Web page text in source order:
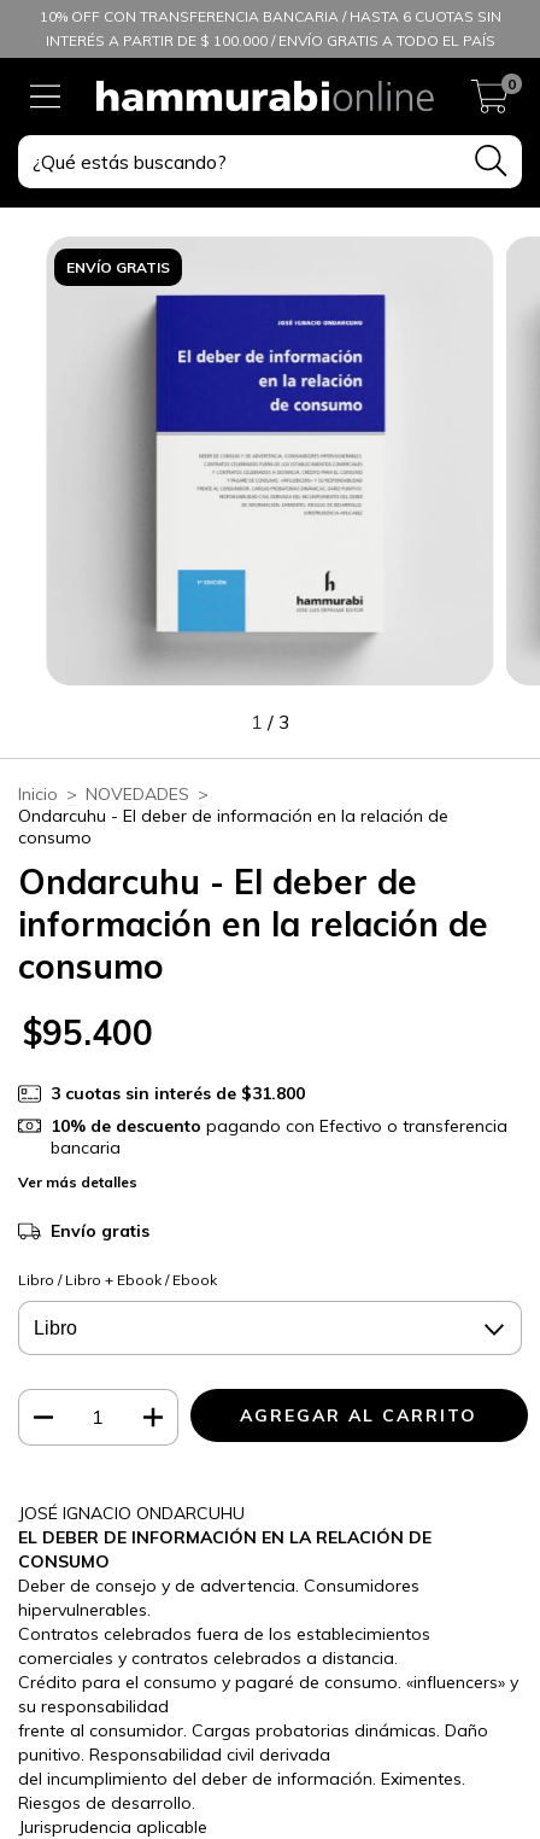
10% OFF CON TRANSFERENCIA BANCARIA / HASTA 6 CUOTAS SIN
INTERÉS A PARTIR DE $ 100.000 / ENVÍO GRATIS A TODO EL PAÍS
0
ENVÍO GRATIS
1 / 3
Inicio > NOVEDADES >
Ondarcuhu - El deber de información en la relación de
consumo
Ondarcuhu - El deber de
información en la relación de
consumo
$95.400
3 cuotas sin interés de $31.800
10% de descuento pagando con Efectivo o transferencia
bancaria
Ver más detalles
Envío gratis
Libro / Libro + Ebook / Ebook
JOSÉ IGNACIO ONDARCUHU
EL DEBER DE INFORMACIÓN EN LA RELACIÓN DE
CONSUMO
Deber de consejo y de advertencia. Consumidores
hipervulnerables.
Contratos celebrados fuera de los establecimientos
comerciales y contratos celebrados a distancia.
Crédito para el consumo y pagaré de consumo. «influencers» y
su responsabilidad
frente al consumidor. Cargas probatorias dinámicas. Daño
punitivo. Responsabilidad civil derivada
del incumplimiento del deber de información. Eximentes.
Riesgos de desarrollo.
Jurisprudencia aplicable